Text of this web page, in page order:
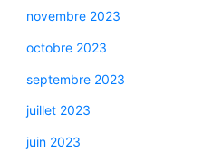
novembre 2023
octobre 2023
septembre 2023
juillet 2023
juin 2023